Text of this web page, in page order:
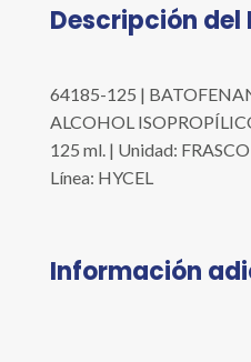
Descripción del
64185-125 |
ALCOHOL
125 ml. | Unidad:
Línea: HYCEL
Información